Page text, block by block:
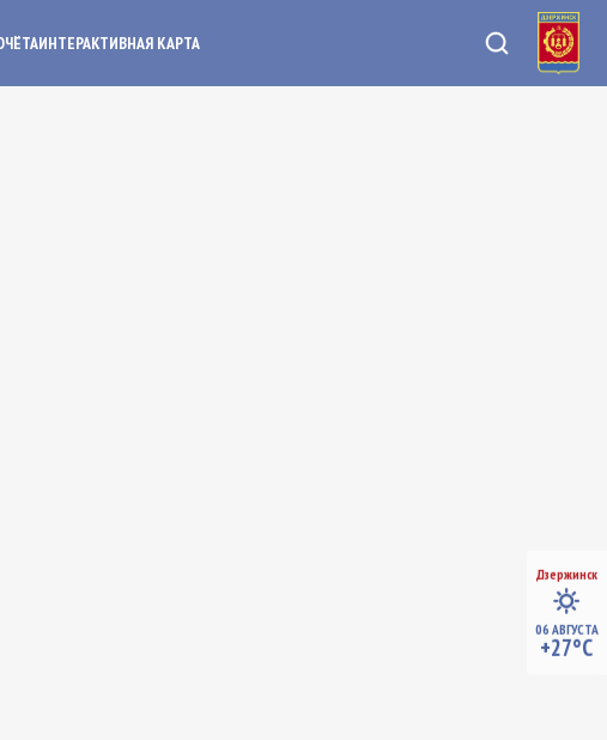
ИНТЕРАКТИВНАЯ КАРТА
Дзержинск
06 АВГУСТА
+27°C